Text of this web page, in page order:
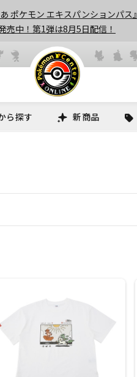
あ ポケモン エキスパンションパス』
売中！第1弾は8月5日配信！
ら探す 新商品